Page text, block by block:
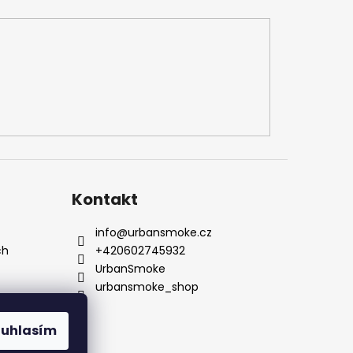
Kontakt
info@urbansmoke.cz
+420602745932
UrbanSmoke
urbansmoke_shop